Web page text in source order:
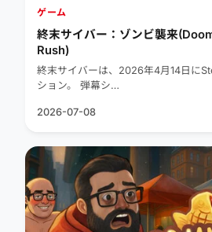
ゲーム
終末サイバー：ゾンビ襲来
Rush)
終末サイバーは、2026年4月14日に
ション。 弾幕シ…
2026-07-08